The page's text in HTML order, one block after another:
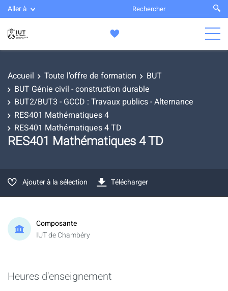
Aller à
Accueil Toute l'offre de formation
BUT
BUT Génie civil - construction durable
BUT2/BUT3 - GCCD : Travaux publics - Alternance
RES401 Mathématiques 4
RES401 Mathématiques 4 TD
RES401 Mathématiques 4 TD
Ajouter à la sélection Télécharger
Composante
IUT de Chambéry
Heures d'enseignement